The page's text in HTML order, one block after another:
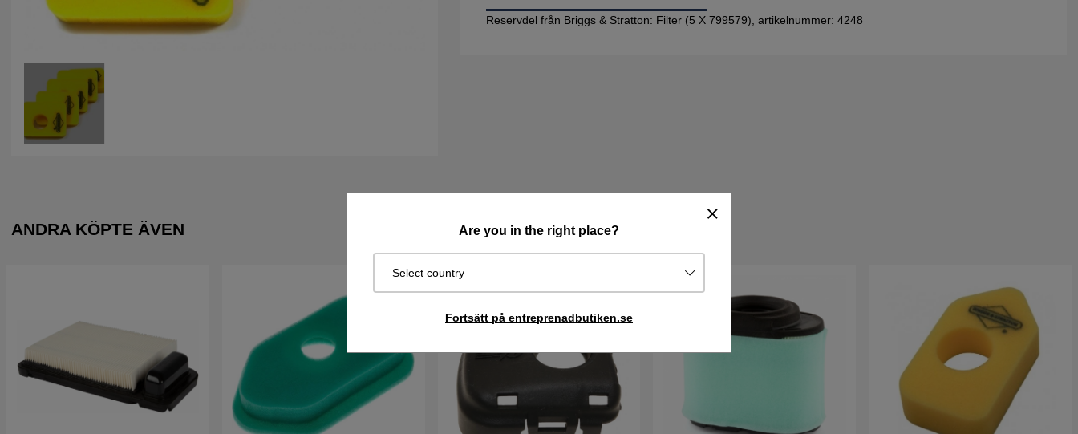
Are you in the right place?
Select country
Fortsätt på entreprenadbutiken.se
Reservdel från Briggs & Stratton: Filter (5 X 799579), artikelnummer: 4248
ANDRA KÖPTE ÄVEN